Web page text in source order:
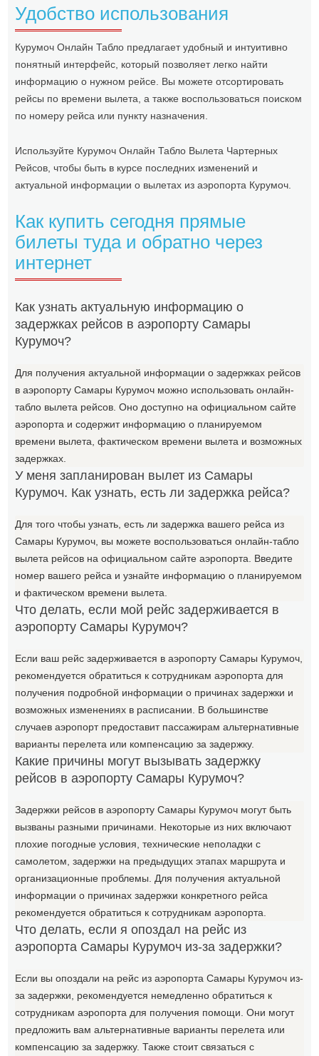
Удобство использования
Курумоч Онлайн Табло предлагает удобный и интуитивно
понятный интерфейс, который позволяет легко найти
информацию о нужном рейсе. Вы можете отсортировать
рейсы по времени вылета, а также воспользоваться поиском
по номеру рейса или пункту назначения.
Используйте Курумоч Онлайн Табло Вылета Чартерных
Рейсов, чтобы быть в курсе последних изменений и
актуальной информации о вылетах из аэропорта Курумоч.
Как купить сегодня прямые
билеты туда и обратно через
интернет
Как узнать актуальную информацию о
задержках рейсов в аэропорту Самары
Курумоч?
Для получения актуальной информации о задержках рейсов
в аэропорту Самары Курумоч можно использовать онлайн-
табло вылета рейсов. Оно доступно на официальном сайте
аэропорта и содержит информацию о планируемом
времени вылета, фактическом времени вылета и возможных
задержках.
У меня запланирован вылет из Самары
Курумоч. Как узнать, есть ли задержка рейса?
Для того чтобы узнать, есть ли задержка вашего рейса из
Самары Курумоч, вы можете воспользоваться онлайн-табло
вылета рейсов на официальном сайте аэропорта. Введите
номер вашего рейса и узнайте информацию о планируемом
и фактическом времени вылета.
Что делать, если мой рейс задерживается в
аэропорту Самары Курумоч?
Если ваш рейс задерживается в аэропорту Самары Курумоч,
рекомендуется обратиться к сотрудникам аэропорта для
получения подробной информации о причинах задержки и
возможных изменениях в расписании. В большинстве
случаев аэропорт предоставит пассажирам альтернативные
варианты перелета или компенсацию за задержку.
Какие причины могут вызывать задержку
рейсов в аэропорту Самары Курумоч?
Задержки рейсов в аэропорту Самары Курумоч могут быть
вызваны разными причинами. Некоторые из них включают
плохие погодные условия, технические неполадки с
самолетом, задержки на предыдущих этапах маршрута и
организационные проблемы. Для получения актуальной
информации о причинах задержки конкретного рейса
рекомендуется обратиться к сотрудникам аэропорта.
Что делать, если я опоздал на рейс из
аэропорта Самары Курумоч из-за задержки?
Если вы опоздали на рейс из аэропорта Самары Курумоч из-
за задержки, рекомендуется немедленно обратиться к
сотрудникам аэропорта для получения помощи. Они могут
предложить вам альтернативные варианты перелета или
компенсацию за задержку. Также стоит связаться с